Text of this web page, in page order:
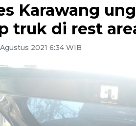
Karawang
truk di rest
2021 6:34 WIB